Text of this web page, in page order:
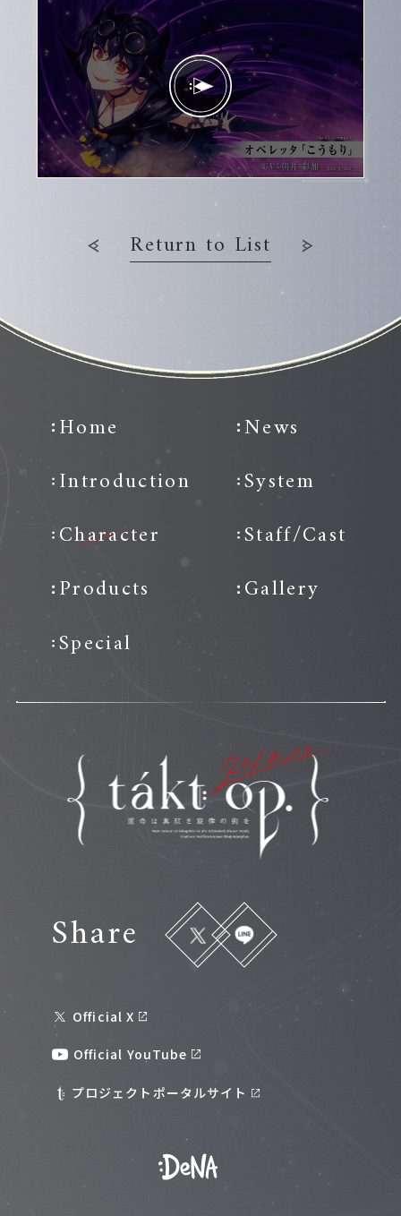
Return to List
Home
News
Introduction
System
Character
Staff/Cast
Products
Gallery
Special
Share
Official X
Official YouTube
プロジェクトポータルサイト